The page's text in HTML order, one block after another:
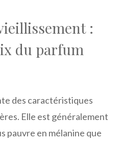
:
du parfum
des caractéristiques
Elle est généralement
pauvre en mélanine que